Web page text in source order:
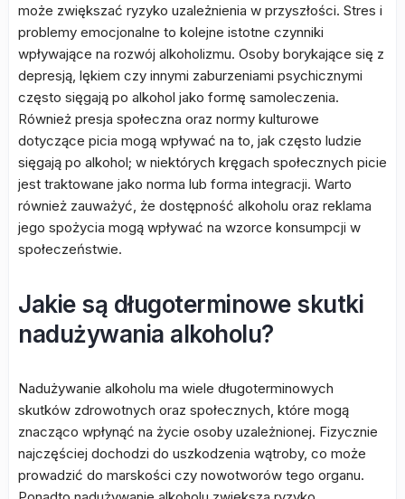
może zwiększać ryzyko uzależnienia w przyszłości. Stres i
problemy emocjonalne to kolejne istotne czynniki
wpływające na rozwój alkoholizmu. Osoby borykające się z
depresją, lękiem czy innymi zaburzeniami psychicznymi
często sięgają po alkohol jako formę samoleczenia.
Również presja społeczna oraz normy kulturowe
dotyczące picia mogą wpływać na to, jak często ludzie
sięgają po alkohol; w niektórych kręgach społecznych picie
jest traktowane jako norma lub forma integracji. Warto
również zauważyć, że dostępność alkoholu oraz reklama
jego spożycia mogą wpływać na wzorce konsumpcji w
społeczeństwie.
Jakie są długoterminowe skutki
nadużywania alkoholu?
Nadużywanie alkoholu ma wiele długoterminowych
skutków zdrowotnych oraz społecznych, które mogą
znacząco wpłynąć na życie osoby uzależnionej. Fizycznie
najczęściej dochodzi do uszkodzenia wątroby, co może
prowadzić do marskości czy nowotworów tego organu.